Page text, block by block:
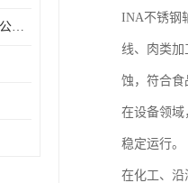
湖州恩斯凯工业技术有限公司NSK轴承*经销商
INA不锈钢
线、肉类加
蚀，符合食
在设备领域
稳定运行。
在化工、沿